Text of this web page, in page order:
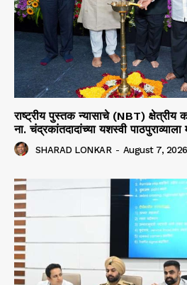
राष्ट्रीय पुस्तक न्यासाचे (NBT) क्षेत्रीय
ना. चंद्रकांतदादांच्या यशस्वी
SHARAD LONKAR - August 7, 2026